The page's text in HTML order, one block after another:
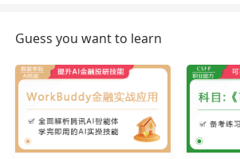
Guess you want to learn